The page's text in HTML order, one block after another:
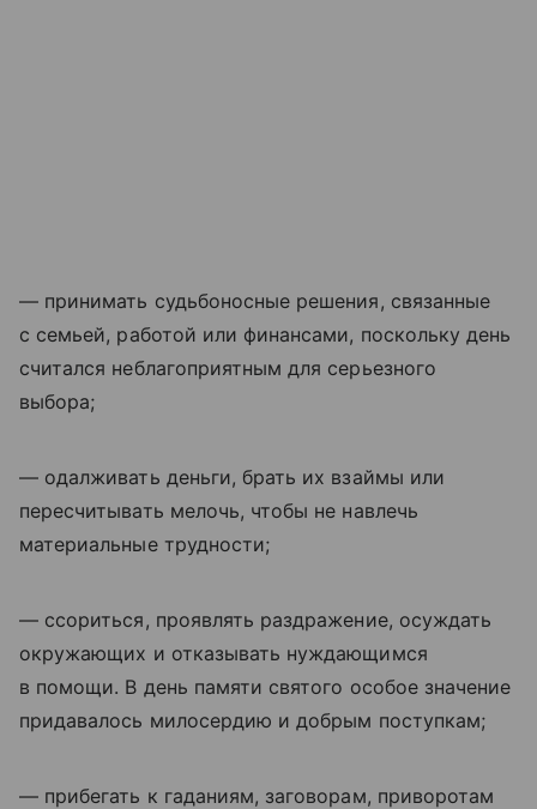
— принимать судьбоносные решения, связанные
с семьей, работой или финансами, поскольку день
считался неблагоприятным для серьезного
выбора;
— одалживать деньги, брать их взаймы или
пересчитывать мелочь, чтобы не навлечь
материальные трудности;
— ссориться, проявлять раздражение, осуждать
окружающих и отказывать нуждающимся
в помощи. В день памяти святого особое значение
придавалось милосердию и добрым поступкам;
— прибегать к гаданиям, заговорам, приворотам